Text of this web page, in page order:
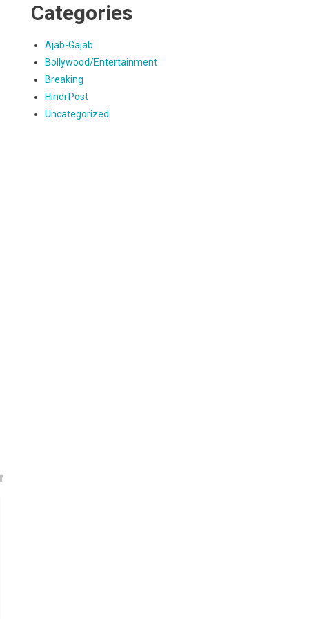
Categories
Ajab-Gajab
Bollywood/Entertainment
Breaking
Hindi Post
Uncategorized